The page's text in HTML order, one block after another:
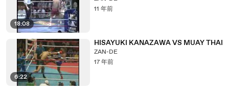
18:08
11 年前
6:22
HISAYUKI KANAZAWA VS MUAY THAI
ZAN-DE
17 年前